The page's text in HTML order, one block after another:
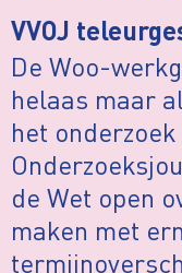
VVOJ
De Woo-
helaas maar
het
de Wet open
maken met